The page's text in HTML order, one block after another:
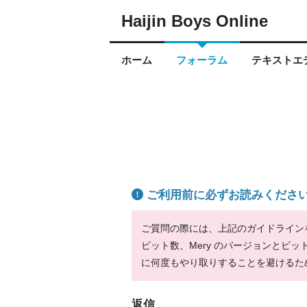
Haijin Boys Online
ホーム フォーラム テキストエ
ご利用前に必ずお読みくださ
ご質問の際には、上記のガイドライ
ビット数、Mery のバージョンとビッ
に何度もやり取りすることを避ける